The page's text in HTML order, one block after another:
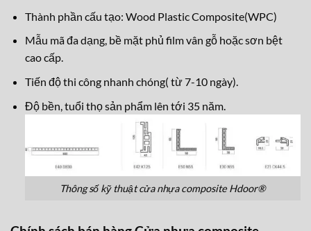
Thành phần cấu tạo: Wood Plastic Composite(WPC)
Mẫu mã đa dạng, bề mặt phủ film vân gỗ hoặc sơn bệt
cao cấp.
Tiến độ thi công nhanh chóng( từ 7-10 ngày).
Độ bền, tuổi thọ sản phẩm lên tới 35 năm.
Thông số kỹ thuật cửa nhựa composite Hdoor®